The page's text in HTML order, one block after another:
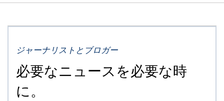
ジャーナリストとブロガー
必要なニュースを必要な時
に。